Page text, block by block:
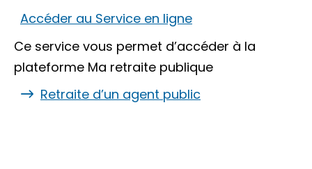
Accéder au Service en ligne
Ce service vous permet d’accéder à la
plateforme Ma retraite publique
Retraite d’un agent public